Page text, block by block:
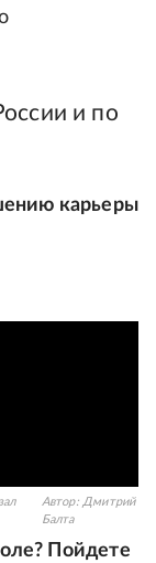
и по
карьеры
Автор: Дмитрий
Балта
Пойдете